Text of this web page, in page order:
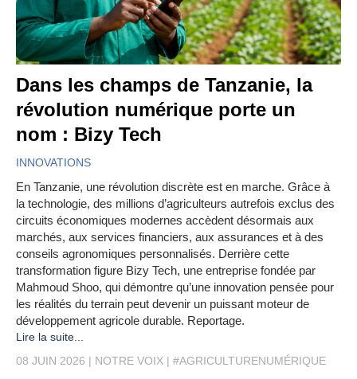
Dans les champs de Tanzanie, la
révolution numérique porte un
nom : Bizy Tech
INNOVATIONS
En Tanzanie, une révolution discrète est en marche. Grâce à
la technologie, des millions d’agriculteurs autrefois exclus des
circuits économiques modernes accèdent désormais aux
marchés, aux services financiers, aux assurances et à des
conseils agronomiques personnalisés. Derrière cette
transformation figure Bizy Tech, une entreprise fondée par
Mahmoud Shoo, qui démontre qu’une innovation pensée pour
les réalités du terrain peut devenir un puissant moteur de
développement agricole durable. Reportage.
Lire la suite...
08 JUIN 2026
NOTRE VOIX #AGRICULTURENUMÉRIQUE